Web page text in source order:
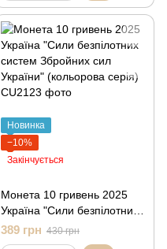
Новинка
−10%
Закінчується
Монета 10 гривень 2025
Україна "Сили безпілотних
систем Збройних сил
України" (кольорова серія)
389 грн 430 грн